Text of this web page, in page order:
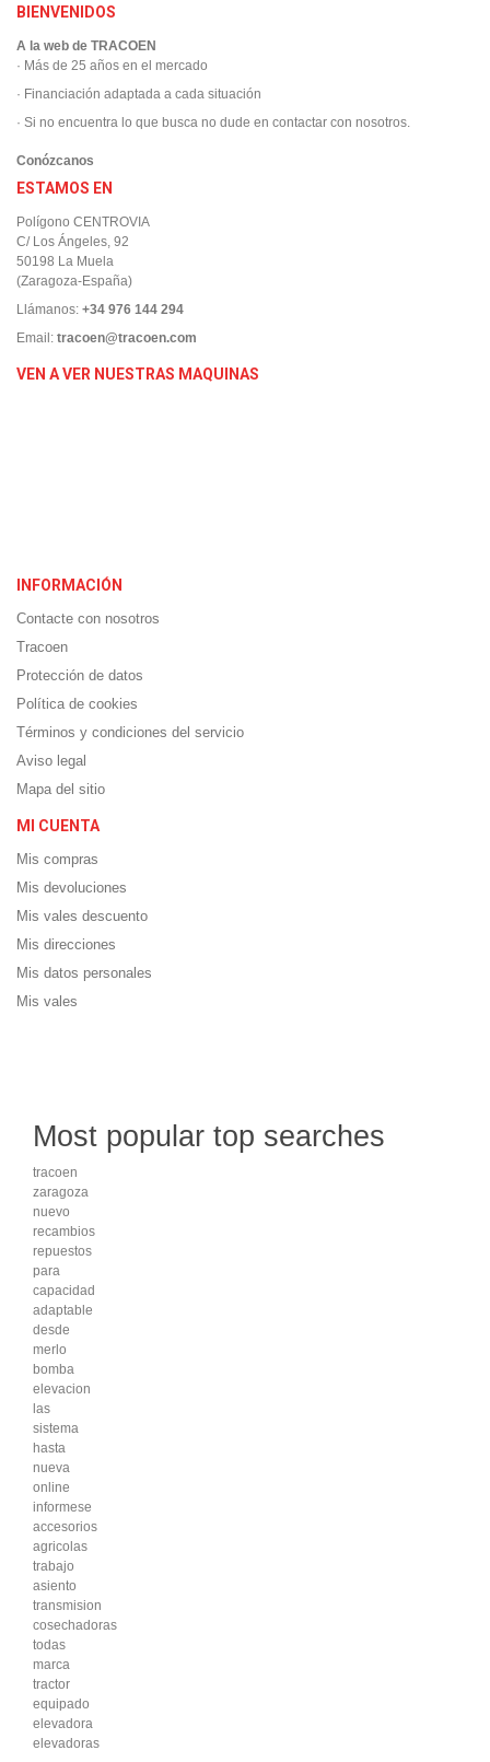
BIENVENIDOS
A la web de TRACOEN
· Más de 25 años en el mercado
· Financiación adaptada a cada situación
· Si no encuentra lo que busca no dude en contactar con nosotros.
Conózcanos
ESTAMOS EN
Polígono CENTROVIA
C/ Los Ángeles, 92
50198 La Muela
(Zaragoza-España)
Llámanos: +34 976 144 294
Email: tracoen@tracoen.com
VEN A VER NUESTRAS MAQUINAS
INFORMACIÓN
Contacte con nosotros
Tracoen
Protección de datos
Política de cookies
Términos y condiciones del servicio
Aviso legal
Mapa del sitio
MI CUENTA
Mis compras
Mis devoluciones
Mis vales descuento
Mis direcciones
Mis datos personales
Mis vales
Most popular top searches
tracoen
zaragoza
nuevo
recambios
repuestos
para
capacidad
adaptable
desde
merlo
bomba
elevacion
las
sistema
hasta
nueva
online
informese
accesorios
agricolas
trabajo
asiento
transmision
cosechadoras
todas
marca
tractor
equipado
elevadora
elevadoras